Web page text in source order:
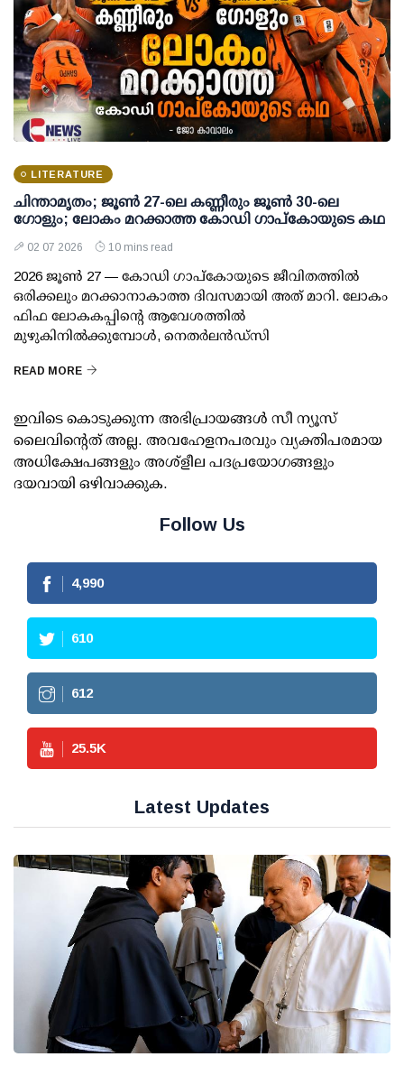
LITERATURE
ചിന്താമൃതം; ജൂൺ 27-ലെ കണ്ണീരും ജൂൺ 30-ലെ
ഗോളും; ലോകം മറക്കാത്ത കോഡി ഗാപ്‌കോയുടെ കഥ
02 07 2026 10 mins read
2026 ജൂൺ 27 — കോഡി ഗാപ്‌കോയുടെ ജീവിതത്തിൽ
ഒരിക്കലും മറക്കാനാകാത്ത ദിവസമായി അത് മാറി. ലോകം
ഫിഫ ലോകകപ്പിന്റെ ആവേശത്തിൽ
മുഴുകിനിൽക്കുമ്പോൾ, നെതർലൻഡ്സി
READ MORE
ഇവിടെ കൊടുക്കുന്ന അഭിപ്രായങ്ങള്‍ സീ ന്യൂസ്
ലൈവിന്റെത് അല്ല. അവഹേളനപരവും വ്യക്തിപരമായ
അധിക്ഷേപങ്ങളും അശ്‌ളീല പദപ്രയോഗങ്ങളും
ദയവായി ഒഴിവാക്കുക.
Follow Us
4,990
610
612
25.5K
Latest Updates